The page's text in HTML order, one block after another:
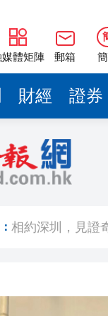
媒體矩陣 郵箱
財經 證券